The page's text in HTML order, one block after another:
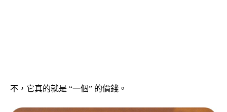
不，它真的就是 “一個” 的價錢。